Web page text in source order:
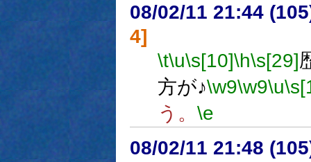
08/02/11 21:44
4]
\t\u\s[10]\h\s[29]
方が♪\w9\w9\u
う。 \e
08/02/11 21:48